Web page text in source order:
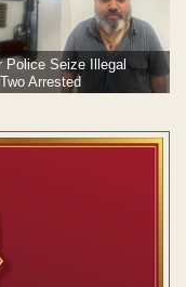
Police Seize Illegal
Arrested